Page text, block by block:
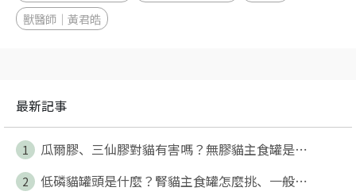
獸醫師｜黃君皓
最新記事
1 瓜爾膠、三仙膠對貓有害嗎？無膠貓主食罐是⋯
2 低磷貓罐頭是什麼？腎貓主食罐怎麼挑、一般⋯